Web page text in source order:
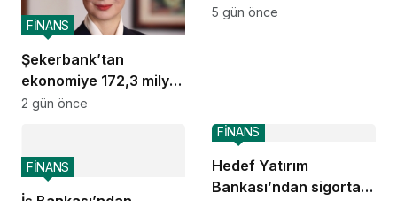
Şekerbank’tan
ekonomiye 172,3 milyar
TL destek
FİNANS
2 gün önce
TL destek
5 gün önce
FİNANS
Hedef Yatırım
Bankası’ndan sigorta
FİNANS